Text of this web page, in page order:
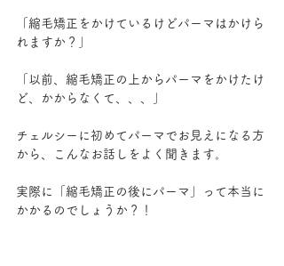
「縮毛矯正をかけているけどパーマはかけら
れますか？」
「以前、縮毛矯正の上からパーマをかけたけ
ど、かからなくて、、、」
チェルシーに初めてパーマでお見えになる方
から、こんなお話しをよく聞きます。
実際に「縮毛矯正の後にパーマ」って本当に
かかるのでしょうか？！